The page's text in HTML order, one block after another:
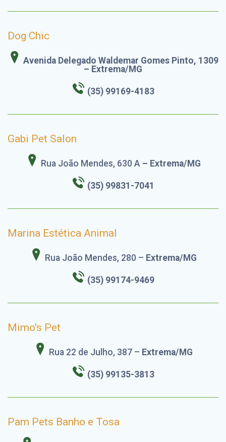
Dog Chic
Avenida Delegado Waldemar Gomes Pinto, 1309
– Extrema/MG
(35) 99169-4183
Gabi Pet Salon
Rua João Mendes, 630 A– Extrema/MG
(35) 99831-7041
Marina Estética Animal
Rua João Mendes, 280 – Extrema/MG
(35) 99174-9469
Mimo's Pet
Rua 22 de Julho, 387 – Extrema/MG
(35) 99135-3813
Pam Pets Banho e Tosa